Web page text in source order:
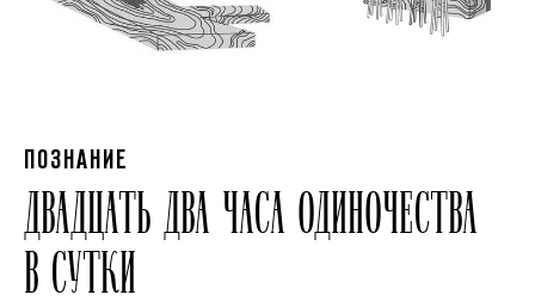
ПОЗНАНИЕ
ДВАДЦАТЬ ДВА ЧАСА ОДИНОЧЕСТВА
В СУТКИ